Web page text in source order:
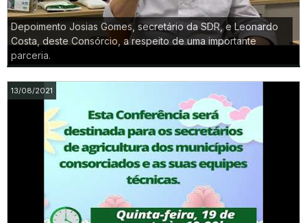
Depoimento Josias Gomes, secretário da SDR, e Leonardo
Costa, deste Consórcio, a respeito de uma importante
parceria.
13/08/2021